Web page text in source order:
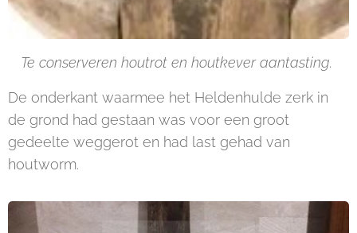
Te conserveren houtrot en houtkever aantasting.
De onderkant waarmee het Heldenhulde zerk in
de grond had gestaan was voor een groot
gedeelte weggerot en had last gehad van
houtworm.